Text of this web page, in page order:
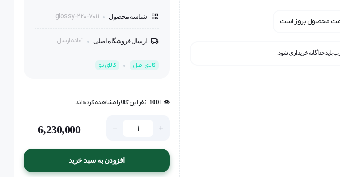
محصول بروز است
جداگانه خریداری شود.
شناسه محصول glossy-220-7011
ارسال فروشگاه اصلی آماده ارسال
کالای اصل کالای نو
👁️ +
100 نفر این کالا را مشاهده کرده‌اند
6,230,000
افزودن به سبد خرید